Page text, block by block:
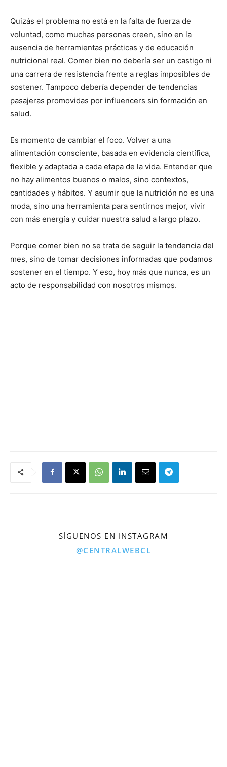
Quizás el problema no está en la falta de fuerza de
voluntad, como muchas personas creen, sino en la
ausencia de herramientas prácticas y de educación
nutricional real. Comer bien no debería ser un castigo ni
una carrera de resistencia frente a reglas imposibles de
sostener. Tampoco debería depender de tendencias
pasajeras promovidas por influencers sin formación en
salud.
Es momento de cambiar el foco. Volver a una
alimentación consciente, basada en evidencia científica,
flexible y adaptada a cada etapa de la vida. Entender que
no hay alimentos buenos o malos, sino contextos,
cantidades y hábitos. Y asumir que la nutrición no es una
moda, sino una herramienta para sentirnos mejor, vivir
con más energía y cuidar nuestra salud a largo plazo.
Porque comer bien no se trata de seguir la tendencia del
mes, sino de tomar decisiones informadas que podamos
sostener en el tiempo. Y eso, hoy más que nunca, es un
acto de responsabilidad con nosotros mismos.
SÍGUENOS EN INSTAGRAM
@CENTRALWEBCL